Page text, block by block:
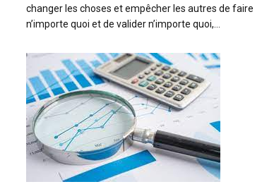
changer les choses et empêcher les autres de faire
n’importe quoi et de valider n’importe quoi,…